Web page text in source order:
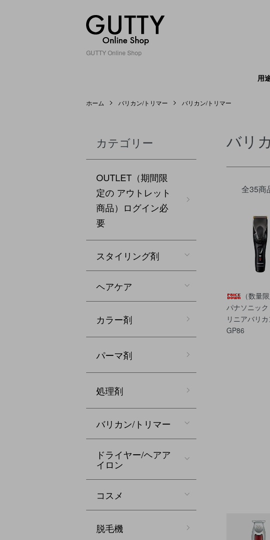
GUTTY Online Shop
用
ホーム バリカン/トリマー バリカン/トリマー
バリ
全35商
（数量限
パナソニック
リニアバリ
GP86
カテゴリー
OUTLET（期間限
定の アウトレット
商品）ログイン必
要
スタイリング剤
ヘアケア
カラー剤
パーマ剤
処理剤
バリカン/トリマー
ドライヤー/ヘアア
イロン
コスメ
脱毛機